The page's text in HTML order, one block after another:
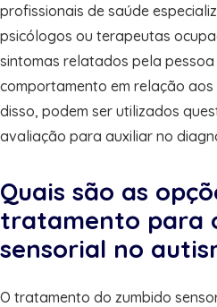
profissionais de saúde
psicólogos ou terapeutas
sintomas relatados pela
comportamento em relação aos
disso, podem ser utilizados
avaliação para auxiliar no
Quais são as
tratamento para
sensorial no
O tratamento do zumbido